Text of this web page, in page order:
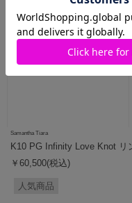
Samantha Tiara
K10 PG Infinity Love Knot リ
￥60,500(税込)
人気商品